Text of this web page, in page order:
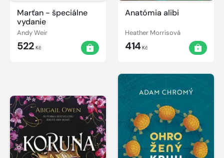
Marťan - špeciálne
vydanie
Andy Weir
522 Kč
Anatómia alibi
Heather Morrisová
414Kč